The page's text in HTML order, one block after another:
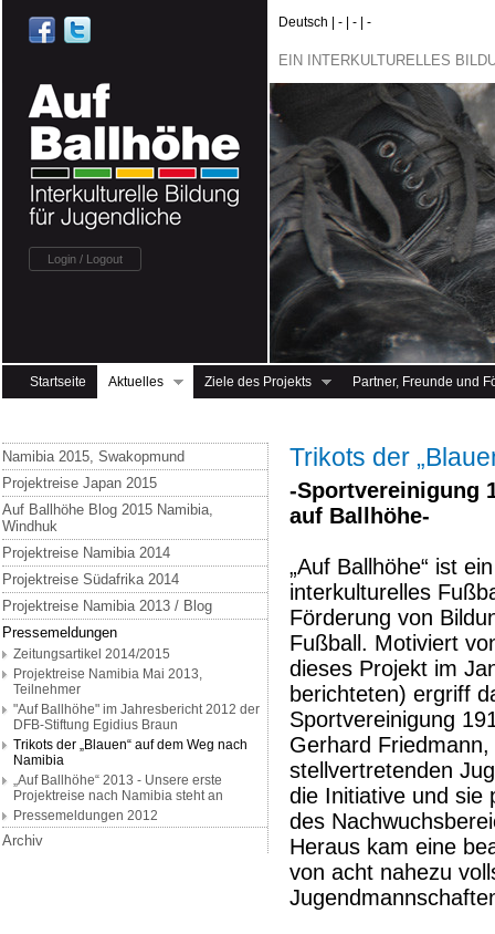
Login / Logout
Deutsch | - | - | -
EIN INTERKULTURELLES
Startseite Aktuelles Ziele des Projekts Partner, Freunde und
Namibia 2015, Swakopmund
Projektreise Japan 2015
Auf Ballhöhe Blog 2015 Namibia,
Windhuk
Projektreise Namibia 2014
Projektreise Südafrika 2014
Projektreise Namibia 2013 / Blog
Pressemeldungen
Zeitungsartikel 2014/2015
Projektreise Namibia Mai 2013,
Teilnehmer
"Auf Ballhöhe" im Jahresbericht 2012 der
DFB-Stiftung Egidius Braun
Trikots der „Blauen“ auf dem Weg nach
Namibia
„Auf Ballhöhe“ 2013 - Unsere erste
Projektreise nach Namibia steht an
Pressemeldungen 2012
Archiv
Trikots der
-Sportvereinigung
auf Ballhöhe-
„Auf Ballhöhe“ ist
interkulturelles
Förderung von
Fußball. Motiviert
dieses Projekt im
berichteten) ergriff
Sportvereinigung
Gerhard
stellvertretenden
die Initiative und sie
des
Heraus kam eine
von acht nahezu